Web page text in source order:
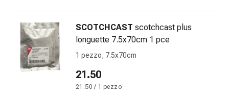
tiraggio
Tamponi
SCOTCHCAST scotchcast plus
longuette 7.5x70cm 1 pce
1 pezzo, 7.5x70cm
21.50
21.50 / 1 pezzo